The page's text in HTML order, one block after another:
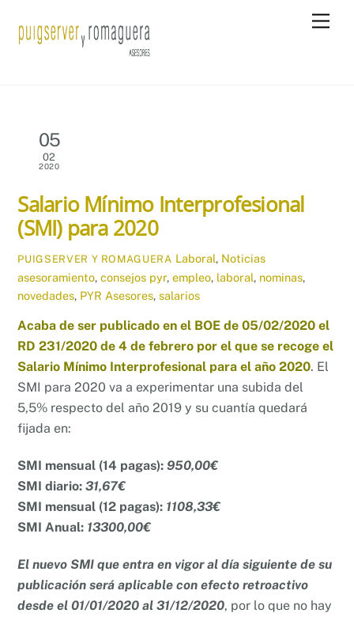
05
02
2020
Salario Mínimo Interprofesional
(SMI) para 2020
PUIGSERVER Y ROMAGUERA Laboral, Noticias
asesoramiento,consejos pyr,empleo, laboral, nominas,
novedades, PYR Asesores,salarios
Acaba de ser publicado en el BOE de 05/02/2020 el
RD 231/2020 de 4 de febrero por el que se recoge el
Salario Mínimo Interprofesional para el año 2020. El
SMI para 2020 va a experimentar una subida del
5,5% respecto del año 2019 y su cuantía quedará
fijada en:
SMI mensual (14 pagas):950,00€
SMI diario:31,67€
SMI mensual (12 pagas): 1108,33€
SMI Anual: 13300,00€
El nuevo SMI que entra en vigor al día siguiente de su
publicación será aplicable con efecto retroactivo
desde el 01/01/2020 al 31/12/2020, por lo que no hay